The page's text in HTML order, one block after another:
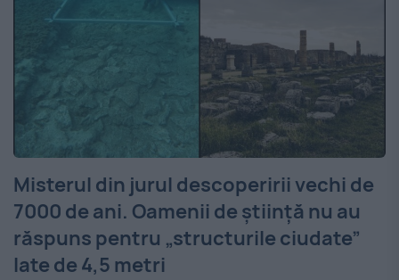
Misterul din jurul descoperirii vechi de
7000 de ani. Oamenii de știință nu au
răspuns pentru „structurile ciudate”
late de 4,5 metri